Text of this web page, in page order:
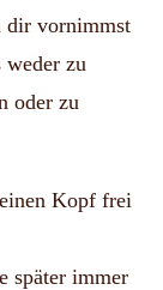
dir vornimmst
weder zu
oder zu
Kopf frei
später immer